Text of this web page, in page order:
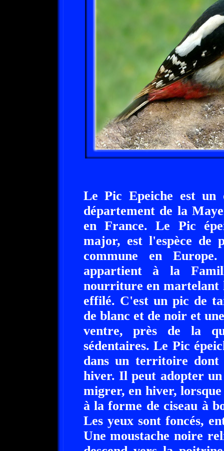
Le Pic Epeiche est un
département de la
en France. Le Pic
major, est l'espèce de
commune en
appartient à la
nourriture en martelant
effilé. C'est un pic de
de blanc et de noir et
ventre, près de la
sédentaires. Le Pic
dans un territoire dont
hiver. Il peut adopter
migrer, en hiver,
à la forme de ciseau à
Les yeux sont foncés,
Une moustache noire